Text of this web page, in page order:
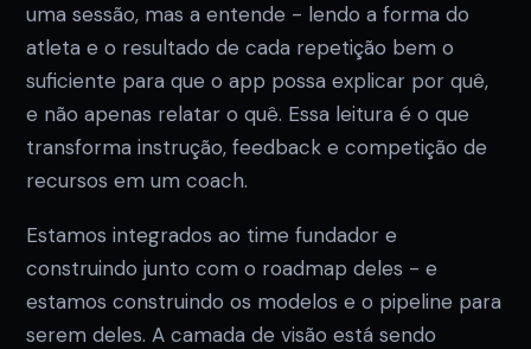
uma sessão, mas a entende - lendo a forma do
atleta e o resultado de cada repetição bem o
suficiente para que o app possa explicar por quê,
e não apenas relatar o quê. Essa leitura é o que
transforma instrução, feedback e competição de
recursos em um coach.
Estamos integrados ao time fundador e
construindo junto com o roadmap deles - e
estamos construindo os modelos e o pipeline para
serem deles. A camada de visão está sendo